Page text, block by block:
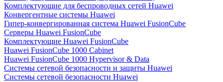
Комплектующие для беспроводных сетей Huawei
Конвергентные системы Huawei
Гипер-конвергированная система Huawei FusionCube
Серверы Huawei FusionCube
Комплектующие Huawei FusionCube
Huawei FusionCube 1000 Cabinet
Huawei FusionCube 1000 Hypervisor & Data
Системы сетевой безопасности и защиты Huawei
Системы сетевой безопасности Huawei